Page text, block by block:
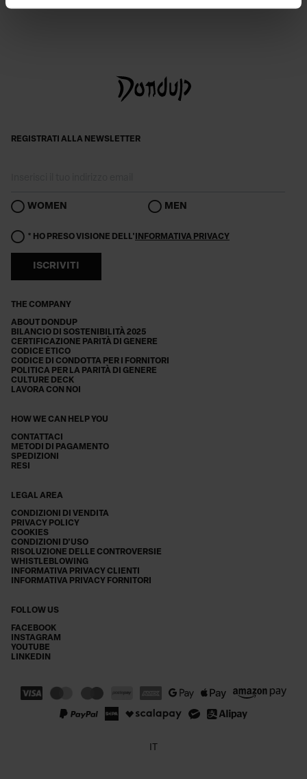
THE COMPANY
ABOUT DONDUP
BILANCIO DI SOSTENIBILITÀ 2025
CERTIFICAZIONE PARITÀ DI GENERE
CODICE ETICO
CODICE DI CONDOTTA PER I FORNITORI
POLITICA PER LA PARITÀ DI GENERE
CULTURE DECK
LAVORA CON NOI
HOW WE CAN HELP YOU
CONTATTACI
METODI DI PAGAMENTO
SPEDIZIONI
RESI
LEGAL AREA
CONDIZIONI DI VENDITA
PRIVACY POLICY
COOKIES
CONDIZIONI D'USO
RISOLUZIONE DELLE CONTROVERSIE
WHISTLEBLOWING
INFORMATIVA PRIVACY CLIENTI
INFORMATIVA PRIVACY FORNITORI
FOLLOW US
FACEBOOK
INSTAGRAM
YOUTUBE
LINKEDIN
REGISTRATI ALLA NEWSLETTER
WOMEN MEN
* HO PRESO VISIONE DELL' INFORMATIVA PRIVACY
ISCRIVITI
IT